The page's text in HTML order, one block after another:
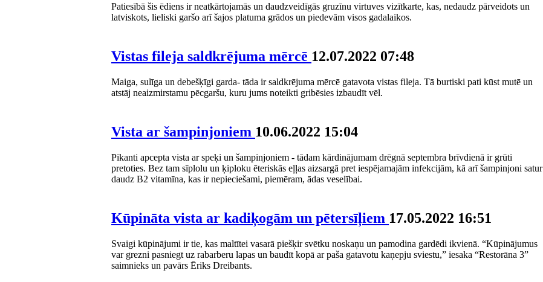
Patiesībā šis ēdiens ir neatkārtojamās un daudzveidīgās gruzīnu virtuves vizītkarte, kas, nedaudz pārveidots un
latviskots, lieliski garšo arī šajos platuma grādos un piedevām visos gadalaikos.
Vistas fileja saldkrējuma mērcē 12.07.2022 07:48
Maiga, sulīga un debešķīgi garda- tāda ir saldkrējuma mērcē gatavota vistas fileja. Tā burtiski pati kūst mutē un
atstāj neaizmirstamu pēcgaršu, kuru jums noteikti gribēsies izbaudīt vēl.
Vista ar šampinjoniem 10.06.2022 15:04
Pikanti apcepta vista ar speķi un šampinjoniem - tādam kārdinājumam drēgnā septembra brīvdienā ir grūti
pretoties. Bez tam sīplolu un ķiploku ēteriskās eļļas aizsargā pret iespējamajām infekcijām, kā arī šampinjoni satur
daudz B2 vitamīna, kas ir nepieciešami, piemēram, ādas veselībai.
Kūpināta vista ar kadiķogām un pētersīļiem 17.05.2022 16:51
Svaigi kūpinājumi ir tie, kas maltītei vasarā piešķir svētku noskaņu un pamodina gardēdi ikvienā. “Kūpinājumus
var grezni pasniegt uz rabarberu lapas un baudīt kopā ar paša gatavotu kaņepju sviestu,” iesaka “Restorāna 3”
saimnieks un pavārs Ēriks Dreibants.